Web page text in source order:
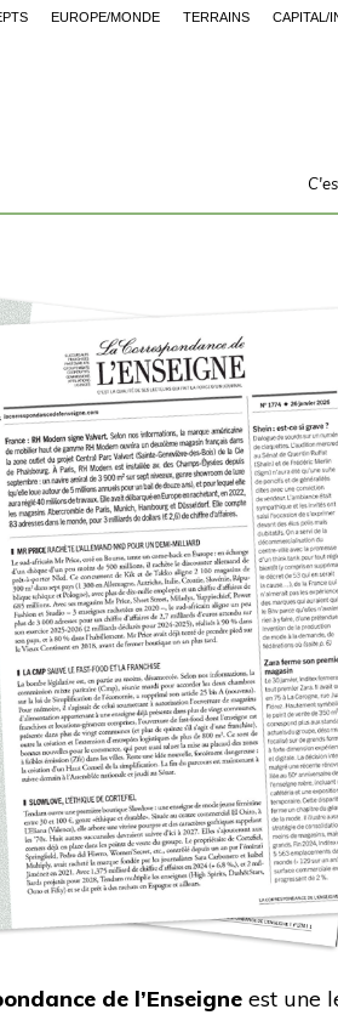
EUROPE/MONDE TERRAINS CAPITAL/
de l’Enseigne est une